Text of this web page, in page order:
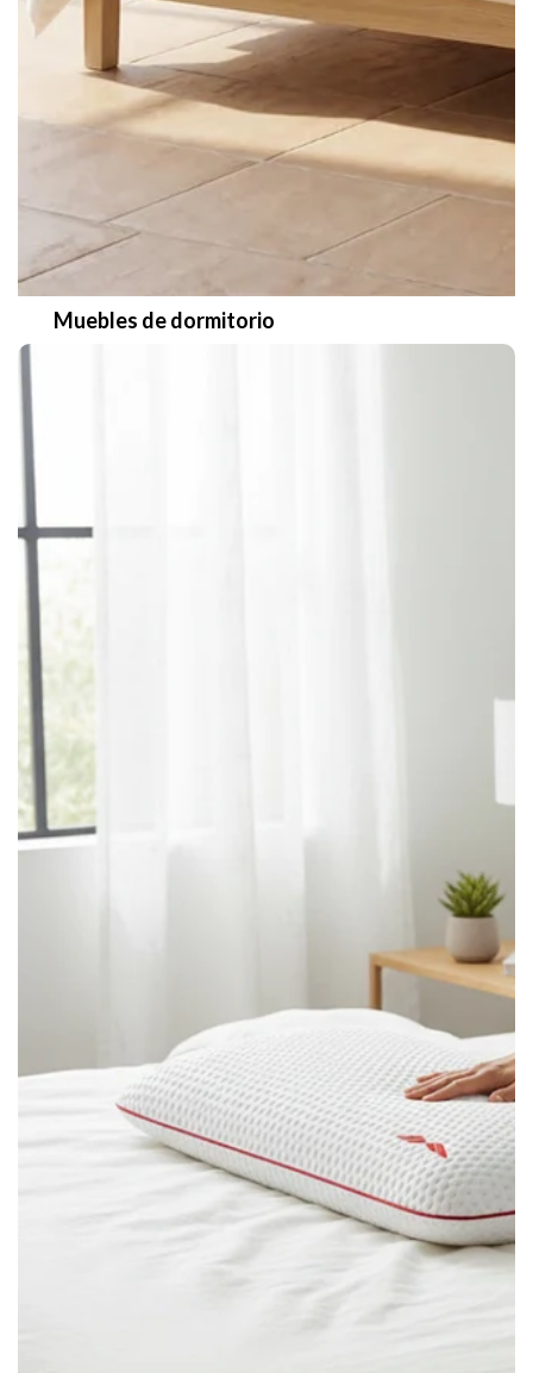
Muebles de dormitorio